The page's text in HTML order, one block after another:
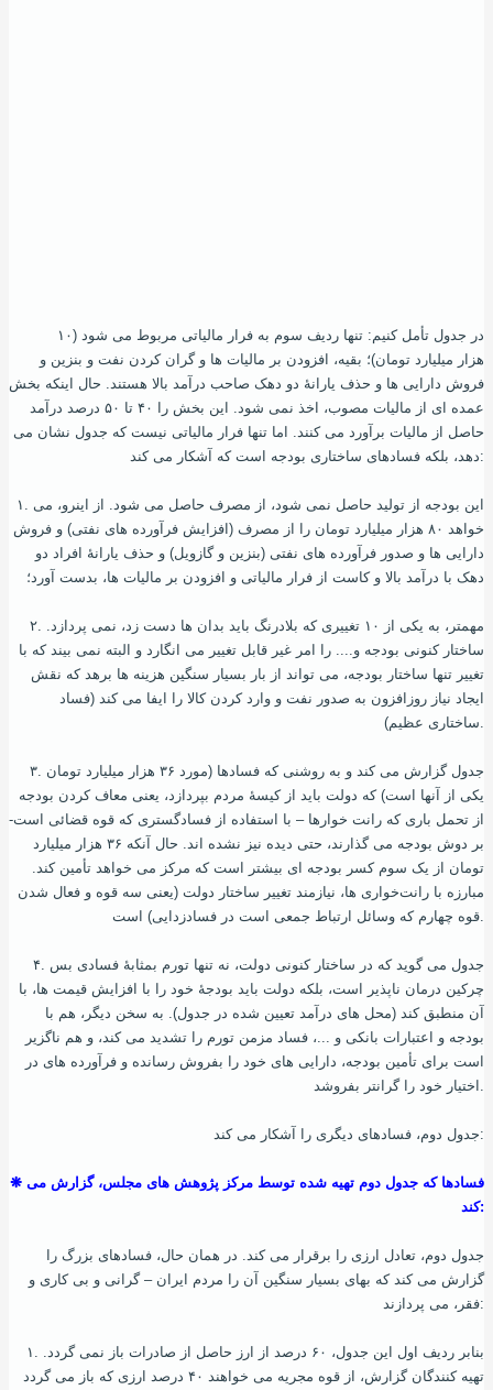
هزار میلیارد تومان)؛ بقیه، افزودن بر مالیات ها و گران کردن نفت و بنزین و
فروش دارایی‌ ها و حذف یارانۀ دو دهک صاحب درآمد بالا هستند. حال اینکه بخش
عمده‌ ای از مالیات مصوب، اخذ نمی‌ شود. این بخش را ۴۰ تا ۵۰ درصد درآمد
حاصل از مالیات برآورد می‌ کنند. اما تنها فرار مالیاتی نیست که جدول نشان می‌
دهد، بلکه فسادهای ساختاری بودجه است که آشکار می‌ کند:
۱. این بودجه از تولید حاصل نمی‌ شود، از مصرف حاصل می‌ شود. از اینرو، می‌
خواهد ۸۰ هزار میلیارد تومان را از مصرف (افزایش فرآورده‌ های نفتی) و فروش
دارایی‌ ها و صدور فرآورده‌ های نفتی (بنزین و گازویل) و حذف یارانۀ افراد دو
دهک با درآمد بالا و کاست از فرار مالیاتی و افزودن بر مالیات ها، بدست آورد؛
۲. مهمتر، به یکی از ۱۰ تغییری که بلادرنگ باید بدان ها دست زد، نمی‌ پردازد.
ساختار کنونی بودجه و.... را امر غیر قابل تغییر می‌ انگارد و البته نمی‌ بیند که با
تغییر تنها ساختار بودجه، می‌ تواند از بار بسیار سنگین هزینه‌ ها برهد که نقش
ایجاد نیاز روزافزون به صدور نفت و وارد کردن کالا را ایفا می‌ کند (فساد
۳. جدول گزارش می‌ کند و به روشنی که فسادها (مورد ۳۶ هزار میلیارد تومان
یکی از آنها است) که دولت باید از کیسۀ مردم بپردازد، یعنی معاف کردن بودجه
از تحمل باری که رانت‌ خوارها – با استفاده از فسادگستری که قوه قضائی است-
بر دوش بودجه می‌ گذارند، حتی دیده نیز نشده‌ اند. حال آنکه ۳۶ هزار میلیارد
تومان از یک سوم کسر بودجه‌ ای بیشتر است که مرکز می‌ خواهد تأمین کند.
مبارزه با رانت‌خواری ها، نیازمند تغییر ساختار دولت (یعنی سه قوه و فعال شدن
۴. جدول می‌ گوید که در ساختار کنونی دولت، نه تنها تورم بمثابۀ فسادی بس
چرکین درمان ناپذیر است، بلکه دولت باید بودجۀ خود را با افزایش قیمت‌ ها، با
آن منطبق کند (محل‌ های درآمد تعیین شده در جدول). به سخن دیگر، هم با
بودجه و اعتبارات بانکی و ...، فساد مزمن تورم را تشدید می‌ کند، و هم ناگزیر
است برای تأمین بودجه، دارایی‌ های خود را بفروش رسانده و فرآورده‌ های در
جدول دوم، فسادهای دیگری را آشکار می‌ کند:
❋ فسادها که جدول دوم تهیه شده توسط مرکز پژوهش‌ های مجلس، گزارش می‌
کند:
گزارش می‌ کند که بهای بسیار سنگین آن را مردم ایران – گرانی و بی‌ کاری و
فقر، می‌ پردازند:
۱. بنابر ردیف اول این جدول، ۶۰ درصد از ارز حاصل از صادرات باز نمی‌ گردد.
تهیه کنندگان گزارش، از قوه مجریه می‌ خواهند ۴۰ درصد ارزی که باز می‌ گردد